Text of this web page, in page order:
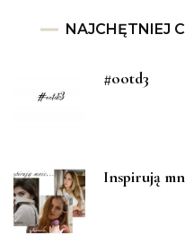
NAJCHĘTNIEJ
#ootd3
Inspirują